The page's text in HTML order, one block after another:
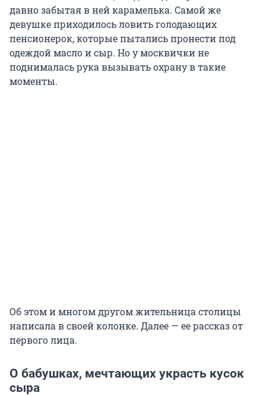
давно забытая в ней карамелька. Самой же
девушке приходилось ловить голодающих
пенсионерок, которые пытались пронести под
одеждой масло и сыр. Но у москвички не
поднималась рука вызывать охрану в такие
моменты.
Об этом и многом другом жительница столицы
написала в своей колонке. Далее — ее рассказ от
первого лица.
О бабушках, мечтающих украсть кусок
сыра